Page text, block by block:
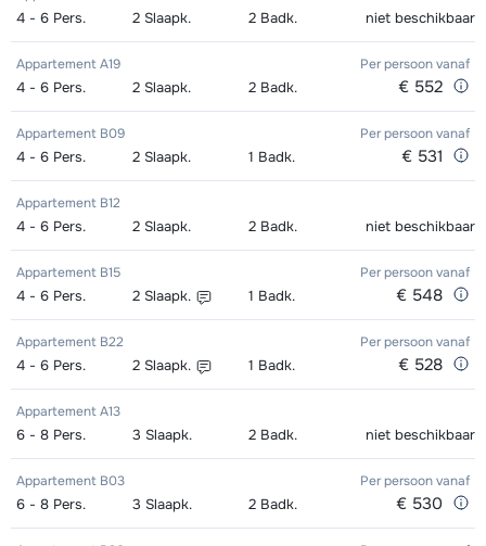
Excellent (Excellence) Ski's +
Stokken (8 dagen)
afhankelijk
van week
Excellent (Excellence) Schoenen (8
afhankelijk
Goud (Sensation) Ski's + Schoenen
+ Stokken (8 dagen)
afhankelijk
Goud (Sensation) Ski's + Stokken (8
dagen)
afhankelijk
van week
Goud (Sensation) Schoenen (8
dagen)
afhankelijk
van week
Zilver (Evolution) Ski's + Schoenen +
Stokken (8 dagen)
van week
Zilver (Evolution) Ski's + Stokken (8
dagen)
afhankelijk
van week
Kampioen (Champion) Ski's +
Schoenen + Stokken (8 dagen)
afhankelijk
van week
Kampioen (Champion) Ski's +
Stokken (8 dagen)
afhankelijk
van week
dagen)
Toekomst (Espoir) Ski's + Schoenen
+ Stokken (8 dagen)
afhankelijk
van week
dagen)
van week
Toekomst (Espoir) Schoenen (8
dagen)
van week
Mini Kid Ski's + Stokken + Schoenen
afhankelijk
Goud (Sensation) Boots (8 dagen)
afhankelijk
Zilver (Evolution) Snowboard +
Boots (8 dagen)
afhankelijk
van week
Zilver (Evolution) Snowboard (8
dagen)
afhankelijk
Zilver (Evolution) Boots (8 dagen)
afhankelijk
van week
4 - 6 Pers. 2 Slaapk. 2 Badk. niet beschikbaar
Appartement A19 Per persoonvanaf
4 - 6 Pers. 2 Slaapk. 2 Badk. € 552
Appartement B09 Per persoonvanaf
4 - 6 Pers. 2 Slaapk. 1 Badk. € 531
Appartement B12
4 - 6 Pers. 2 Slaapk. 2 Badk. niet beschikbaar
Appartement B15 Per persoonvanaf
4 - 6 Pers. 2 Slaapk. 1 Badk. € 548
Appartement B22 Per persoonvanaf
4 - 6 Pers. 2 Slaapk. 1 Badk. € 528
Appartement A13
6 - 8 Pers. 3 Slaapk. 2 Badk. niet beschikbaar
Appartement B03 Per persoonvanaf
6 - 8 Pers. 3 Slaapk. 2 Badk. € 530